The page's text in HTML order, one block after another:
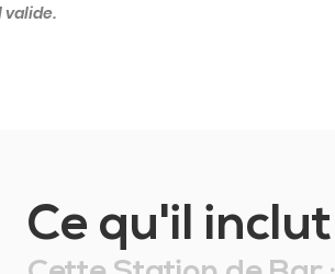
valide.
Ce qu'il inclut